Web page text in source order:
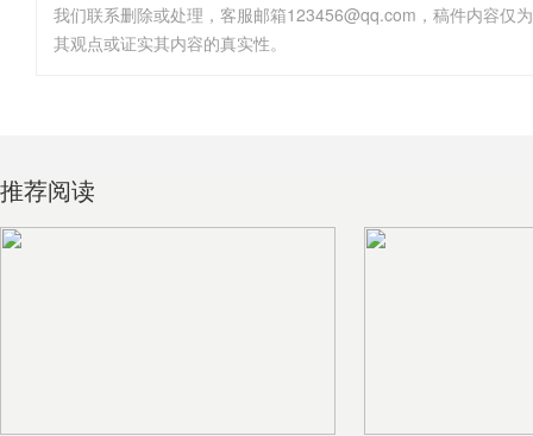
其观点或证实其内容的真实性。
推荐阅读